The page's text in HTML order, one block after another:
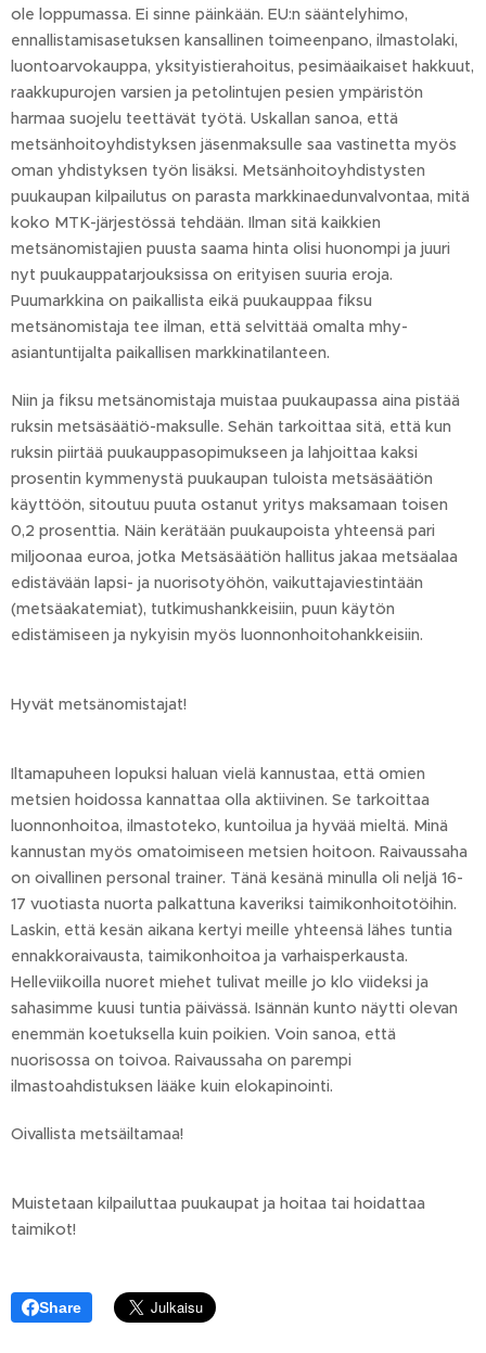
ole loppumassa. Ei sinne päinkään. EU:n sääntelyhimo,
ennallistamisasetuksen kansallinen toimeenpano, ilmastolaki,
luontoarvokauppa, yksityistierahoitus, pesimäaikaiset hakkuut,
raakkupurojen varsien ja petolintujen pesien ympäristön
harmaa suojelu teettävät työtä. Uskallan sanoa, että
metsänhoitoyhdistyksen jäsenmaksulle saa vastinetta myös
oman yhdistyksen työn lisäksi. Metsänhoitoyhdistysten
puukaupan kilpailutus on parasta markkinaedunvalvontaa, mitä
koko MTK-järjestössä tehdään. Ilman sitä kaikkien
metsänomistajien puusta saama hinta olisi huonompi ja juuri
nyt puukauppatarjouksissa on erityisen suuria eroja.
Puumarkkina on paikallista eikä puukauppaa fiksu
metsänomistaja tee ilman, että selvittää omalta mhy-
asiantuntijalta paikallisen markkinatilanteen.
Niin ja fiksu metsänomistaja muistaa puukaupassa aina pistää
ruksin metsäsäätiö-maksulle. Sehän tarkoittaa sitä, että kun
ruksin piirtää puukauppasopimukseen ja lahjoittaa kaksi
prosentin kymmenystä puukaupan tuloista metsäsäätiön
käyttöön, sitoutuu puuta ostanut yritys maksamaan toisen
0,2 prosenttia. Näin kerätään puukaupoista yhteensä pari
miljoonaa euroa, jotka Metsäsäätiön hallitus jakaa metsäalaa
edistävään lapsi- ja nuorisotyöhön, vaikuttajaviestintään
(metsäakatemiat), tutkimushankkeisiin, puun käytön
edistämiseen ja nykyisin myös luonnonhoitohankkeisiin.
Hyvät metsänomistajat!
Iltamapuheen lopuksi haluan vielä kannustaa, että omien
metsien hoidossa kannattaa olla aktiivinen. Se tarkoittaa
luonnonhoitoa, ilmastoteko, kuntoilua ja hyvää mieltä. Minä
kannustan myös omatoimiseen metsien hoitoon. Raivaussaha
on oivallinen personal trainer. Tänä kesänä minulla oli neljä 16-
17 vuotiasta nuorta palkattuna kaveriksi taimikonhoitotöihin.
Laskin, että kesän aikana kertyi meille yhteensä lähes tuntia
ennakkoraivausta, taimikonhoitoa ja varhaisperkausta.
Helleviikoilla nuoret miehet tulivat meille jo klo viideksi ja
sahasimme kuusi tuntia päivässä. Isännän kunto näytti olevan
enemmän koetuksella kuin poikien. Voin sanoa, että
nuorisossa on toivoa. Raivaussaha on parempi
ilmastoahdistuksen lääke kuin elokapinointi.
Oivallista metsäiltamaa!
Muistetaan kilpailuttaa puukaupat ja hoitaa tai hoidattaa
taimikot!
Share